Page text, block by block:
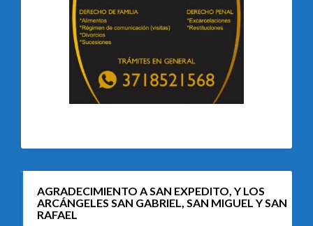
AGRADECIMIENTO A SAN EXPEDITO, Y LOS
ARCÁNGELES SAN GABRIEL, SAN MIGUEL Y SAN
RAFAEL